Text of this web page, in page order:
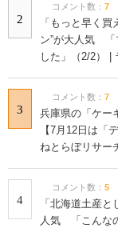
2
コメント数： 7
「もっと早く
ン”が大人気 「
した」（2/2） |
3
コメント数： 7
兵庫県の「ケー
【7月12日は「
ねとらぼリサー
4
コメント数： 5
「北海道土産
人気 「こんな